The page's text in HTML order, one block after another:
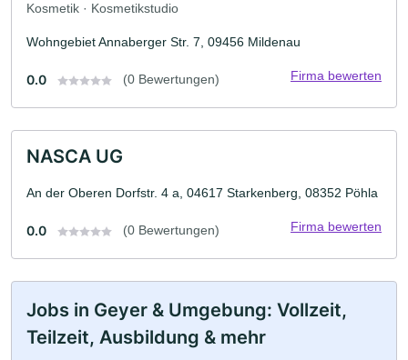
Kosmetik · Kosmetikstudio
Wohngebiet Annaberger Str. 7, 09456 Mildenau
0.0 (0 Bewertungen) Firma bewerten
NASCA UG
An der Oberen Dorfstr. 4 a, 04617 Starkenberg, 08352 Pöhla
0.0 (0 Bewertungen) Firma bewerten
Jobs in Geyer & Umgebung: Vollzeit,
Teilzeit, Ausbildung & mehr